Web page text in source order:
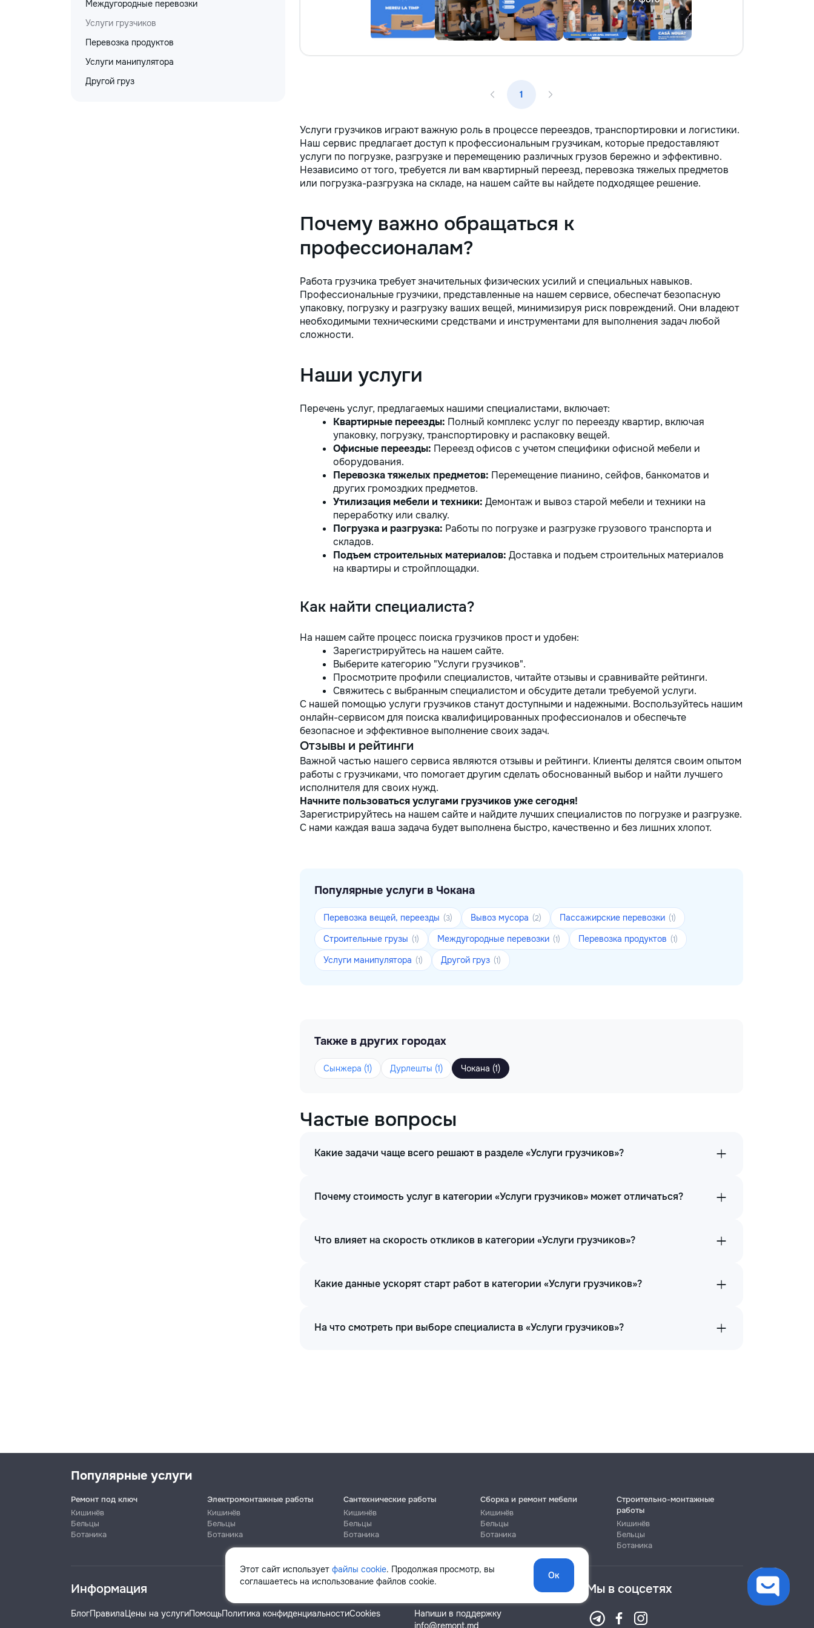
Междугородные перевозки
Услуги грузчиков
Перевозка продуктов
Услуги манипулятора
Другой груз
1
Услуги грузчиков играют важную роль в процессе переездов, транспортировки и логистики.
Наш сервис предлагает доступ к профессиональным грузчикам, которые предоставляют
услуги по погрузке, разгрузке и перемещению различных грузов бережно и эффективно.
Независимо от того, требуется ли вам квартирный переезд, перевозка тяжелых предметов
или погрузка-разгрузка на складе, на нашем сайте вы найдете подходящее решение.
Почему важно обращаться к
профессионалам?
Работа грузчика требует значительных физических усилий и специальных навыков.
Профессиональные грузчики, представленные на нашем сервисе, обеспечат безопасную
упаковку, погрузку и разгрузку ваших вещей, минимизируя риск повреждений. Они владеют
необходимыми техническими средствами и инструментами для выполнения задач любой
сложности.
Наши услуги
Перечень услуг, предлагаемых нашими специалистами, включает:
Квартирные переезды: Полный комплекс услуг по переезду квартир, включая
упаковку, погрузку, транспортировку и распаковку вещей.
Офисные переезды: Переезд офисов с учетом специфики офисной мебели и
оборудования.
Перевозка тяжелых предметов: Перемещение пианино, сейфов, банкоматов и
других громоздких предметов.
Утилизация мебели и техники: Демонтаж и вывоз старой мебели и техники на
переработку или свалку.
Погрузка и разгрузка: Работы по погрузке и разгрузке грузового транспорта и
складов.
Подъем строительных материалов: Доставка и подъем строительных материалов
на квартиры и стройплощадки.
Как найти специалиста?
На нашем сайте процесс поиска грузчиков прост и удобен:
Зарегистрируйтесь на нашем сайте.
Выберите категорию "Услуги грузчиков".
Просмотрите профили специалистов, читайте отзывы и сравнивайте рейтинги.
Свяжитесь с выбранным специалистом и обсудите детали требуемой услуги.
С нашей помощью услуги грузчиков станут доступными и надежными. Воспользуйтесь нашим
онлайн-сервисом для поиска квалифицированных профессионалов и обеспечьте
безопасное и эффективное выполнение своих задач.
Отзывы и рейтинги
Важной частью нашего сервиса являются отзывы и рейтинги. Клиенты делятся своим опытом
работы с грузчиками, что помогает другим сделать обоснованный выбор и найти лучшего
исполнителя для своих нужд.
Начните пользоваться услугами грузчиков уже сегодня!
Зарегистрируйтесь на нашем сайте и найдите лучших специалистов по погрузке и разгрузке.
С нами каждая ваша задача будет выполнена быстро, качественно и без лишних хлопот.
Популярные услуги в Чокана
Перевозка вещей, переезды (3) Вывоз мусора (2) Пассажирские перевозки (1)
Строительные грузы (1) Междугородные перевозки (1) Перевозка продуктов (1)
Услуги манипулятора (1) Другой груз (1)
Также в других городах
Сынжера (1) Дурлешты (1) Чокана (1)
Частые вопросы
Какие задачи чаще всего решают в разделе «Услуги грузчиков»?
Почему стоимость услуг в категории «Услуги грузчиков» может отличаться?
Что влияет на скорость откликов в категории «Услуги грузчиков»?
Какие данные ускорят старт работ в категории «Услуги грузчиков»?
На что смотреть при выборе специалиста в «Услуги грузчиков»?
Этот сайт использует файлы cookie. Продолжая просмотр, вы
соглашаетесь на использование файлов cookie.
Ок
Популярные услуги
Ремонт под ключ
Кишинёв
Бельцы
Ботаника
Электромонтажные работы
Кишинёв
Бельцы
Ботаника
Сантехнические работы
Кишинёв
Бельцы
Ботаника
Сборка и ремонт мебели
Кишинёв
Бельцы
Ботаника
Строительно-монтажные
работы
Кишинёв
Бельцы
Ботаника
Информация
БлогПравилаЦены на услугиПомощьПолитика конфиденциальностиCookies
Помощь
Напиши в поддержку
info@remont.md
Мы в соцсетях